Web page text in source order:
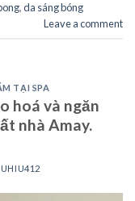
,da sáng bóng
Leave a comment
TẠI SPA
hoá và ngăn
nhà Amay.